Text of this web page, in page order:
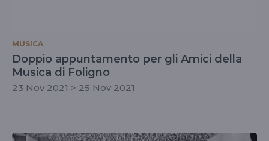
MUSICA
Doppio appuntamento per gli Amici della
Musica di Foligno
23 Nov 2021 > 25 Nov 2021